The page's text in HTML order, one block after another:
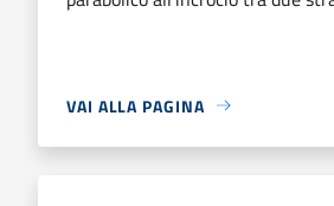
VAI ALLA PAGINA